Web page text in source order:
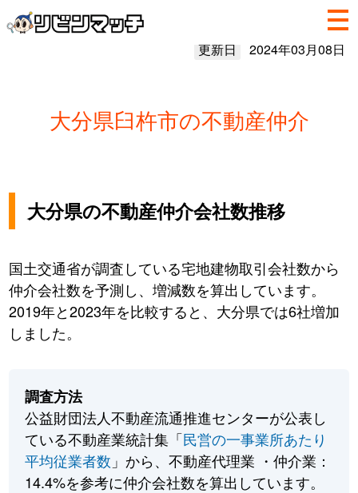
更新日 2024年03月08日
大分県臼杵市の不動産仲介
大分県の不動産仲介会社数推移
国土交通省が調査している宅地建物取引会社数から
仲介会社数を予測し、増減数を算出しています。
2019年と2023年を比較すると、大分県では6社増加
しました。
調査方法
公益財団法人不動産流通推進センターが公表し
ている不動産業統計集「民営の一事業所あたり
平均従業者数 」から、不動産代理業 ・仲介業：
14.4%を参考に仲介会社数を算出しています。